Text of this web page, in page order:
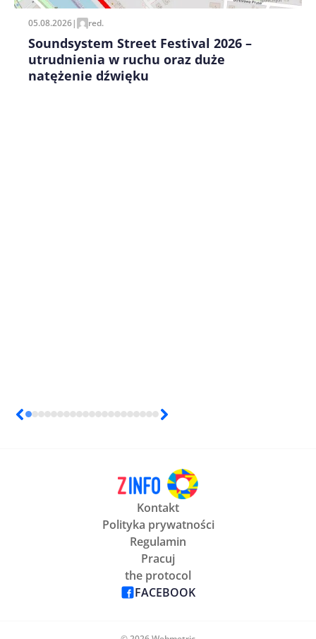
05.08.2026| red.
Soundsystem Street Festival 2026 –
utrudnienia w ruchu oraz duże
natężenie dźwięku
Kontakt
Polityka prywatności
Regulamin
Pracuj
the protocol
FACEBOOK